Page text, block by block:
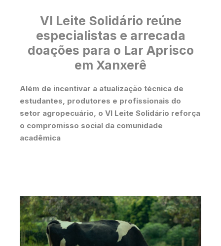
VI Leite Solidário reúne
especialistas e arrecada
doações para o Lar Aprisco
em Xanxerê
Além de incentivar a atualização técnica de
estudantes, produtores e profissionais do
setor agropecuário, o VI Leite Solidário reforça
o compromisso social da comunidade
acadêmica